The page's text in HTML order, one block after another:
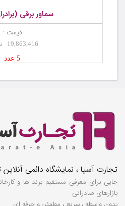
سماور برقی
قیمت :
19,863,416 تومان
5 عدد
تجارت آسیا ، نمایشگاه دائمی آنلاین
جایی برای معرفی مستقیم برند ها و
بازارهای صادراتی